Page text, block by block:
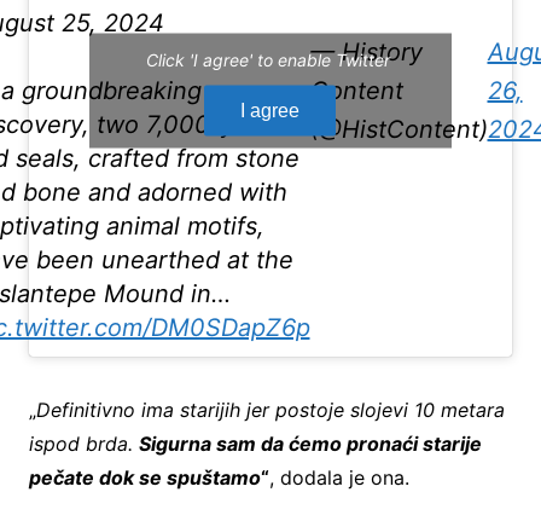
25, 2024
groundbreaking
two 7,000-year-
seals, crafted from stone
bone and adorned with
animal motifs,
been unearthed at the
Mound in…
DM0SDapZ6p
— History
Content
(@HistContent)
26,
Click 'I agree' to enable Twitter
I agree
„Definitivno ima starijih jer postoje slojevi 10 metara
ispod brda. Sigurna sam da ćemo pronaći starije
pečate dok se spuštamo“, dodala je ona.